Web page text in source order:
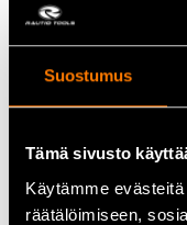
Suostumus
Tämä sivusto
Käytämme
räätälöimiseen,
Halkaisija:
Väri:Oranssi
Tuotenumero:E-
Käyttökohteet